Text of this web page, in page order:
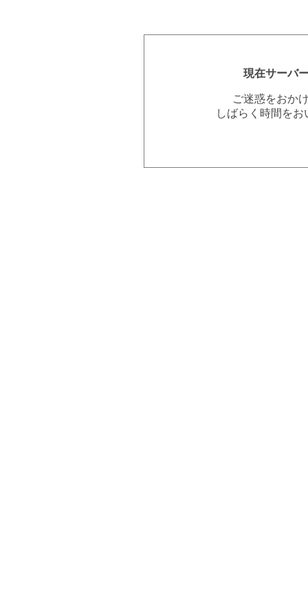
現在サーバ
ご迷惑をおか
しばらく時間を